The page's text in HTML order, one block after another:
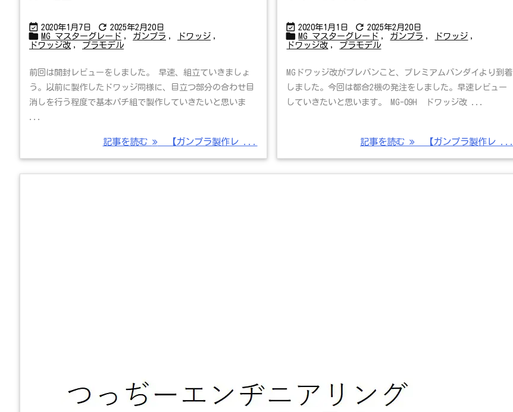
 2020年1月7日  2025年2月20日
 MG マスターグレード , ガンプラ , ドワッジ ,
ドワッジ改 , プラモデル
前回は開封レビューをしました。 早速、組立ていきましょ
う。以前に製作したドワッジ同様に、目立つ部分の合わせ目
消しを行う程度で基本パチ組で製作していきたいと思いま
...
記事を読む 【ガンプラ製作レ ...
 2020年1月1日  2025年2月20日
 MG マスターグレード , ガンプラ , ドワッジ ,
ドワッジ改 , プラモデル
MGドワッジ改がプレバンこと、プレミアムバンダイより到着
しました。今回は都合2機の発注をしました。早速レビュー
していきたいと思います。 MG-09H ドワッジ改 ...
記事を読む 【ガンプラ製作レ ...